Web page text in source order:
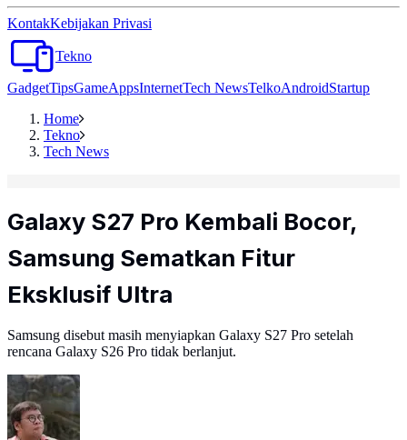
KontakKebijakan Privasi
Tekno
GadgetTipsGameAppsInternetTech NewsTelkoAndroidStartup
Home
Tekno
Tech News
Galaxy S27 Pro Kembali Bocor,
Samsung Sematkan Fitur
Eksklusif Ultra
Samsung disebut masih menyiapkan Galaxy S27 Pro setelah
rencana Galaxy S26 Pro tidak berlanjut.